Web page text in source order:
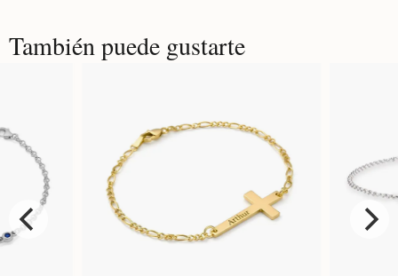
También puede gustarte